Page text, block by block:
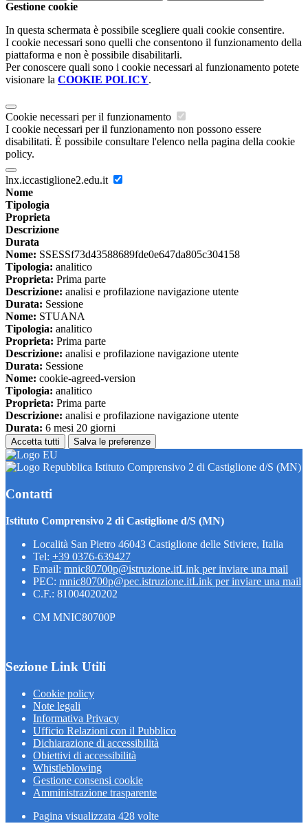
Gestione cookie
In questa schermata è possibile scegliere quali cookie consentire.
I cookie necessari sono quelli che consentono il funzionamento della
piattaforma e non è possibile disabilitarli.
Per conoscere quali sono i cookie necessari al funzionamento potete
visionare la COOKIE POLICY.
Cookie necessari per il funzionamento
I cookie necessari per il funzionamento non possono essere
disabilitati. È possibile consultare l'elenco nella pagina della cookie
policy.
lnx.iccastiglione2.edu.it
Nome
Tipologia
Proprieta
Descrizione
Durata
Nome: SSESSf73d43588689fde0e647da805c304158
Tipologia: analitico
Proprieta: Prima parte
Descrizione: analisi e profilazione navigazione utente
Durata: Sessione
Nome: STUANA
Tipologia: analitico
Proprieta: Prima parte
Descrizione: analisi e profilazione navigazione utente
Durata: Sessione
Nome: cookie-agreed-version
Tipologia: analitico
Proprieta: Prima parte
Descrizione: analisi e profilazione navigazione utente
Durata: 6 mesi 20 giorni
Accetta tutti Salva le preferenze
Istituto Comprensivo 2 di Castiglione d/S (MN)
Contatti
Istituto Comprensivo 2 di Castiglione d/S (MN)
Località San Pietro 46043 Castiglione delle Stiviere, Italia
Tel: +39 0376-639427
Email: mnic80700p@istruzione.itLink per inviare una mail
PEC: mnic80700p@pec.istruzione.itLink per inviare una mail
C.F.: 81004020202
CM MNIC80700P
Sezione Link Utili
Cookie policy
Note legali
Informativa Privacy
Ufficio Relazioni con il Pubblico
Dichiarazione di accessibilità
Obiettivi di accessibilità
Whistleblowing
Gestione consensi cookie
Amministrazione trasparente
Pagina visualizzata 428 volte